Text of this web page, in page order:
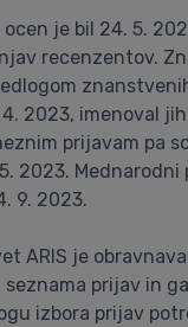
ocen je bil 24. 5.
recenzentov.
2023, imenoval
prijavam pa
2023. Mednarodni
9. 2023.
ARIS je
prijav in
izbora prijav